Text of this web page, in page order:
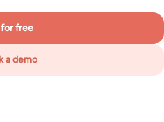
for free
a demo